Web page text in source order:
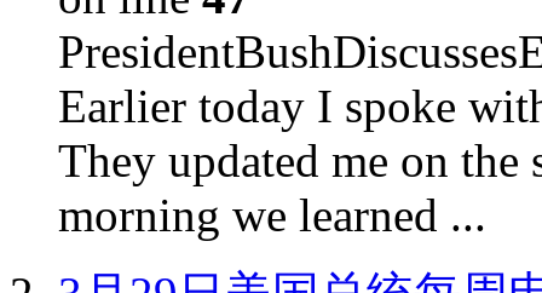
Earlier today I spoke
They updated me on the
morning we learned ...